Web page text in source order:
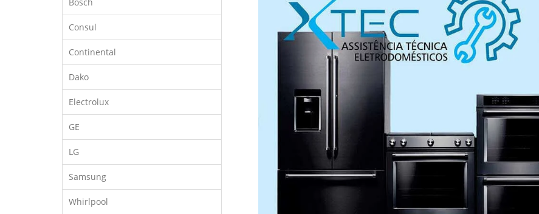
Consul
Continental
Dako
Electrolux
GE
LG
Samsung
Whirlpool